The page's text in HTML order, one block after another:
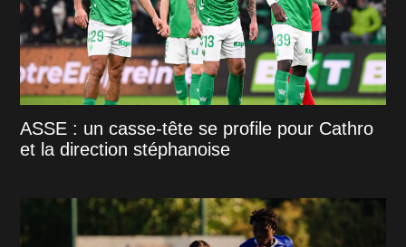
ASSE : un casse-tête se profile pour Cathro
et la direction stéphanoise